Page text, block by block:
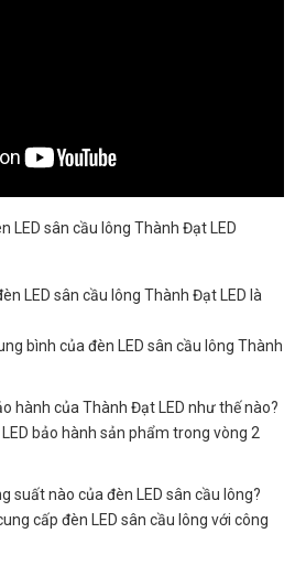
LED sân cầu lông Thành Đạt LED
LED sân cầu lông Thành Đạt LED là
bình của đèn LED sân cầu lông Thành
hành của Thành Đạt LED như thế nào?
bảo hành sản phẩm trong vòng 2
suất nào của đèn LED sân cầu lông?
cấp đèn LED sân cầu lông với công